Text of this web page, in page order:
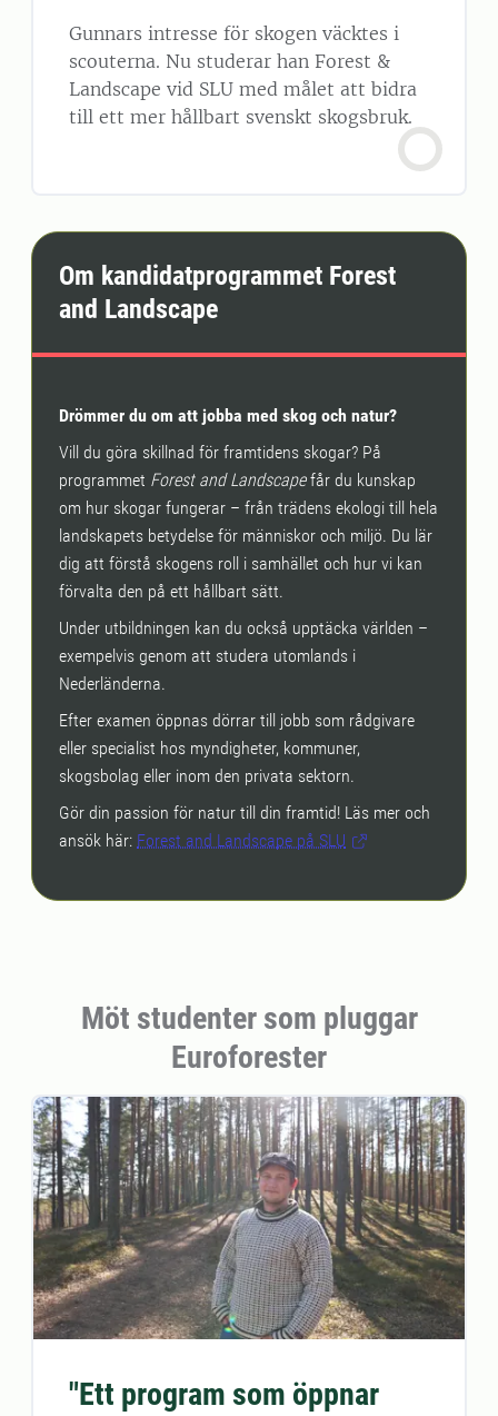
Gunnars intresse för skogen väcktes i
scouterna. Nu studerar han Forest &
Landscape vid SLU med målet att bidra
till ett mer hållbart svenskt skogsbruk.
Om kandidatprogrammet Forest
and Landscape
Drömmer du om att jobba med skog och natur?
Vill du göra skillnad för framtidens skogar? På
programmet Forest and Landscape får du kunskap
om hur skogar fungerar – från trädens ekologi till hela
landskapets betydelse för människor och miljö. Du lär
dig att förstå skogens roll i samhället och hur vi kan
förvalta den på ett hållbart sätt.
Under utbildningen kan du också upptäcka världen –
exempelvis genom att studera utomlands i
Nederländerna.
Efter examen öppnas dörrar till jobb som rådgivare
eller specialist hos myndigheter, kommuner,
skogsbolag eller inom den privata sektorn.
Gör din passion för natur till din framtid! Läs mer och
ansök här: Forest and Landscape på SLU
Möt studenter som pluggar
Euroforester
"Ett program som öppnar